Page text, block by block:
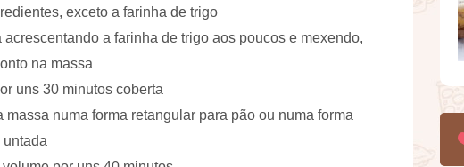
exceto a farinha de trigo
a farinha de trigo aos poucos e mexendo,
na massa
uns 30 minutos coberta
numa forma retangular para pão ou numa forma
untada